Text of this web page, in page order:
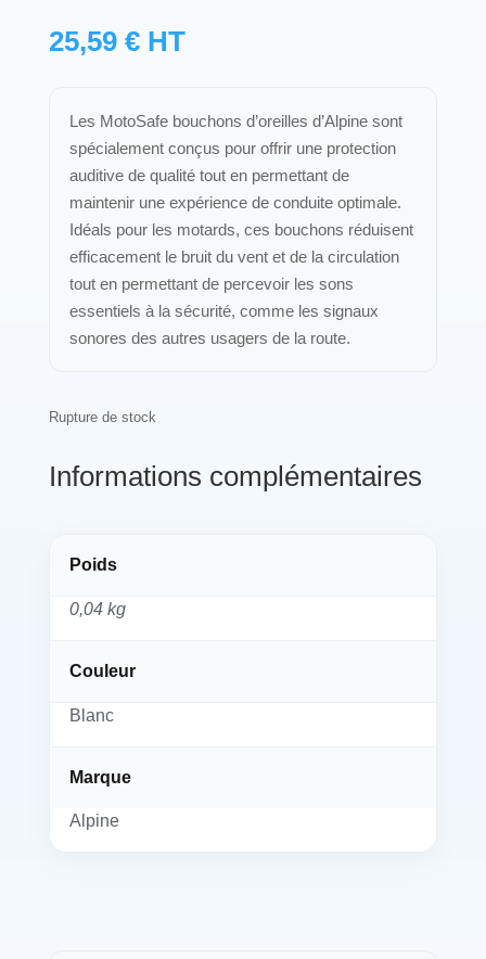
25,59 € HT
Les MotoSafe bouchons d’oreilles d’Alpine sont
spécialement conçus pour offrir une protection
auditive de qualité tout en permettant de
maintenir une expérience de conduite optimale.
Idéals pour les motards, ces bouchons réduisent
efficacement le bruit du vent et de la circulation
tout en permettant de percevoir les sons
essentiels à la sécurité, comme les signaux
sonores des autres usagers de la route.
Rupture de stock
Informations complémentaires
Poids
0,04 kg
Couleur
Blanc
Marque
Alpine